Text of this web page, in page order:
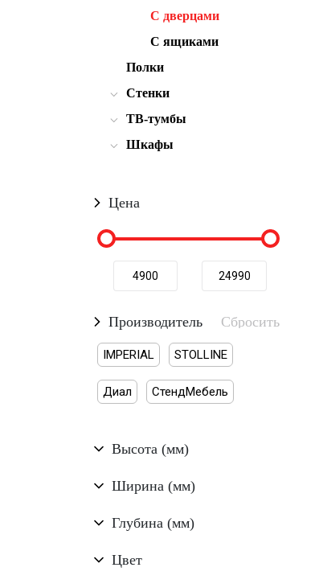
С дверцами
С ящиками
Полки
Стенки
ТВ-тумбы
Шкафы
Цена
Производитель
IMPERIAL STOLLINE
Диал СтендМебель
Высота (мм)
Ширина (мм)
Глубина (мм)
Цвет